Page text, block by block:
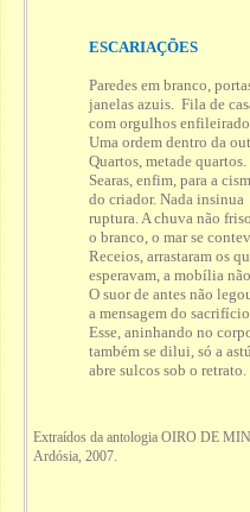
ESCARIAÇÕES
Paredes em branco,
janelas azuis. Fila de
com orgulhos
Uma ordem dentro da
Quartos, metade quartos.
Searas, enfim, para a
do criador. Nada insinua
ruptura. A chuva não
o branco, o mar se
Receios, arrastaram os
esperavam, a mobília
O suor de antes não
a mensagem do
Esse, aninhando no
também se dilui, só a
abre sulcos sob o retrato.
Extraídos da antologia OIRO DE
Ardósia, 2007.